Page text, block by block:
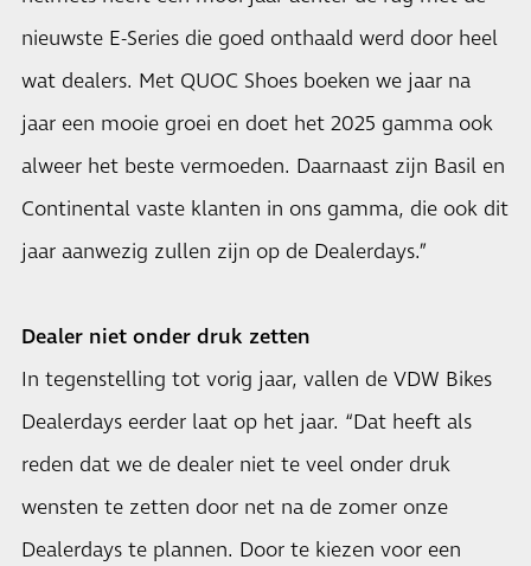
nieuwste E-Series die goed onthaald werd door heel
wat dealers. Met QUOC Shoes boeken we jaar na
jaar een mooie groei en doet het 2025 gamma ook
alweer het beste vermoeden. Daarnaast zijn Basil en
Continental vaste klanten in ons gamma, die ook dit
jaar aanwezig zullen zijn op de Dealerdays.”
Dealer niet onder druk zetten
In tegenstelling tot vorig jaar, vallen de VDW Bikes
Dealerdays eerder laat op het jaar. “Dat heeft als
reden dat we de dealer niet te veel onder druk
wensten te zetten door net na de zomer onze
Dealerdays te plannen. Door te kiezen voor een